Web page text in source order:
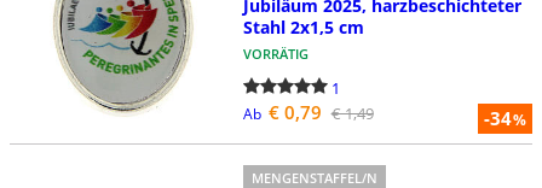
-34%
Jubiläum 2025, harzbeschichteter
Stahl 2x1,5 cm
VORRÄTIG
1
Ab € 0,79 € 1,49
MENGENSTAFFEL/N